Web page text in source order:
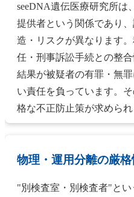
seeDNA遺伝医療研究所は
提供者という関係であり
造・リスクが異なります
任・刑事訴訟手続との整
結果が被疑者の有罪・無
い責任を負っています。
格な不正防止策が求められ
物理・運用分離の厳格
"別検査室・別検査者"と